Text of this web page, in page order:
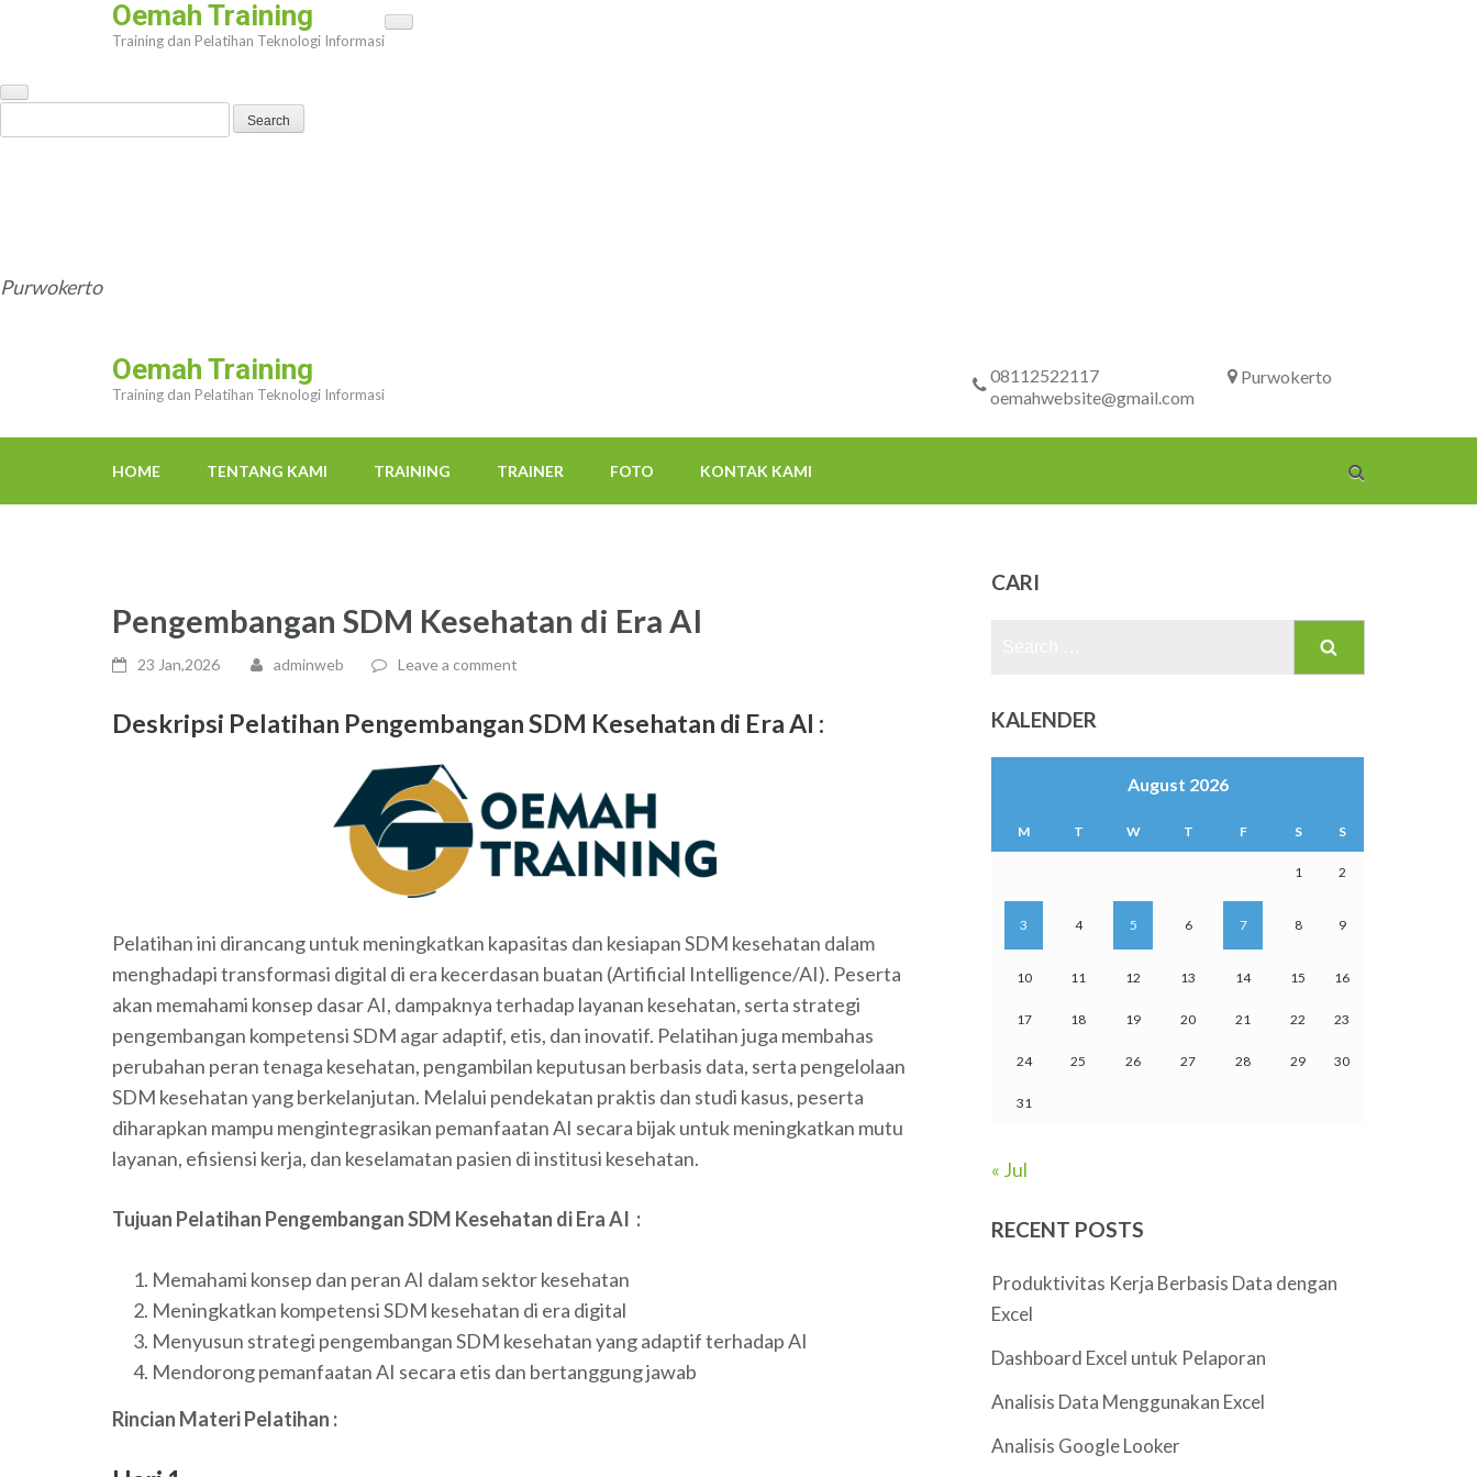
(Press
Enter)
Oemah Training
Training dan Pelatihan Teknologi Informasi
Purwokerto
Oemah Training
Training dan Pelatihan Teknologi Informasi
Purwokerto
08112522117
oemahwebsite@gmail.com
HOME TENTANG KAMI TRAINING TRAINER FOTO KONTAK KAMI
Pengembangan SDM Kesehatan di Era AI
23 Jan,2026 adminweb Leave a comment
Deskripsi Pelatihan Pengembangan SDM Kesehatan di Era AI :
Pelatihan ini dirancang untuk meningkatkan kapasitas dan kesiapan SDM kesehatan dalam
menghadapi transformasi digital di era kecerdasan buatan (Artificial Intelligence/AI). Peserta
akan memahami konsep dasar AI, dampaknya terhadap layanan kesehatan, serta strategi
pengembangan kompetensi SDM agar adaptif, etis, dan inovatif. Pelatihan juga membahas
perubahan peran tenaga kesehatan, pengambilan keputusan berbasis data, serta pengelolaan
SDM kesehatan yang berkelanjutan. Melalui pendekatan praktis dan studi kasus, peserta
diharapkan mampu mengintegrasikan pemanfaatan AI secara bijak untuk meningkatkan mutu
layanan, efisiensi kerja, dan keselamatan pasien di institusi kesehatan.
Tujuan Pelatihan Pengembangan SDM Kesehatan di Era AI :
Memahami konsep dan peran AI dalam sektor kesehatan
Meningkatkan kompetensi SDM kesehatan di era digital
Menyusun strategi pengembangan SDM kesehatan yang adaptif terhadap AI
Mendorong pemanfaatan AI secara etis dan bertanggung jawab
Rincian Materi Pelatihan :
CARI
Search
KALENDER
August 2026
M T W T F S S
1 2
3 4 5 6 7 8 9
10 11 12 13 14 15 16
17 18 19 20 21 22 23
24 25 26 27 28 29 30
31
« Jul
RECENT POSTS
Produktivitas Kerja Berbasis Data dengan
Excel
Dashboard Excel untuk Pelaporan
Analisis Data Menggunakan Excel
Analisis Google Looker